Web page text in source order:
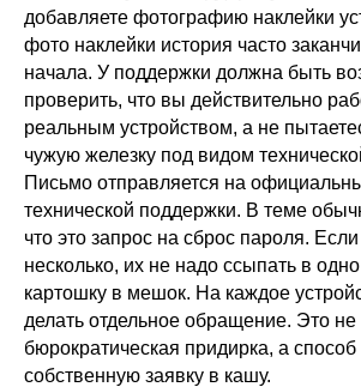
добавляете фотографию наклейки
фото наклейки история часто
начала. У поддержки должна быть
проверить, что вы действительно
реальным устройством, а не
чужую железку под видом
Письмо отправляется на
технической поддержки. В теме
что это запрос на сброс пароля. Если
несколько, их не надо ссыпать в
картошку в мешок. На каждое
делать отдельное обращение. Это не
бюрократическая придирка, а
собственную заявку в кашу.